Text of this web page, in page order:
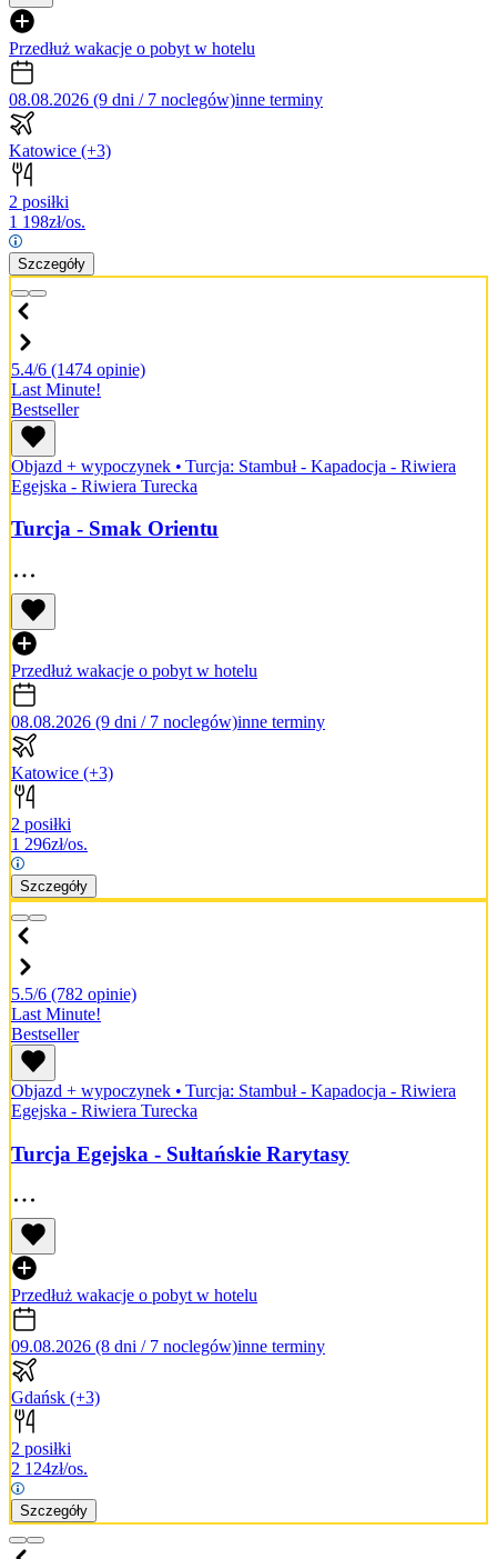
Przedłuż wakacje o pobyt w hotelu
08.08.2026 (9 dni / 7 noclegów)inne terminy
Katowice (+3)
2 posiłki
1 198zł/os.
Szczegóły
5.4/6 (1474 opinie)
Last Minute!
Bestseller
Objazd + wypoczynek • Turcja: Stambuł - Kapadocja - Riwiera
Egejska - Riwiera Turecka
Turcja - Smak Orientu
Przedłuż wakacje o pobyt w hotelu
08.08.2026 (9 dni / 7 noclegów)inne terminy
Katowice (+3)
2 posiłki
1 296zł/os.
Szczegóły
5.5/6 (782 opinie)
Last Minute!
Bestseller
Objazd + wypoczynek • Turcja: Stambuł - Kapadocja - Riwiera
Egejska - Riwiera Turecka
Turcja Egejska - Sułtańskie Rarytasy
Przedłuż wakacje o pobyt w hotelu
09.08.2026 (8 dni / 7 noclegów)inne terminy
Gdańsk (+3)
2 posiłki
2 124zł/os.
Szczegóły